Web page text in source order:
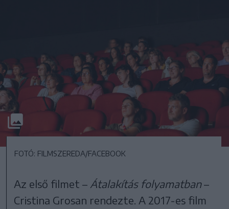
FOTÓ: FILMSZEREDA/FACEBOOK
Az első filmet – Átalakítás folyamatban–
Cristina Grosan rendezte. A 2017-es film